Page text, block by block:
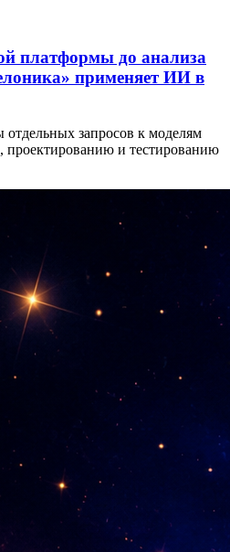
платформы до анализа
применяет ИИ в
запросов к моделям
проектированию и тестированию